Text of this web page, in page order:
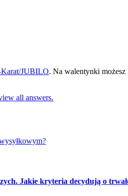
JUBILO. Na walentynki możesz
all answers.
Jakie kryteria decydują o